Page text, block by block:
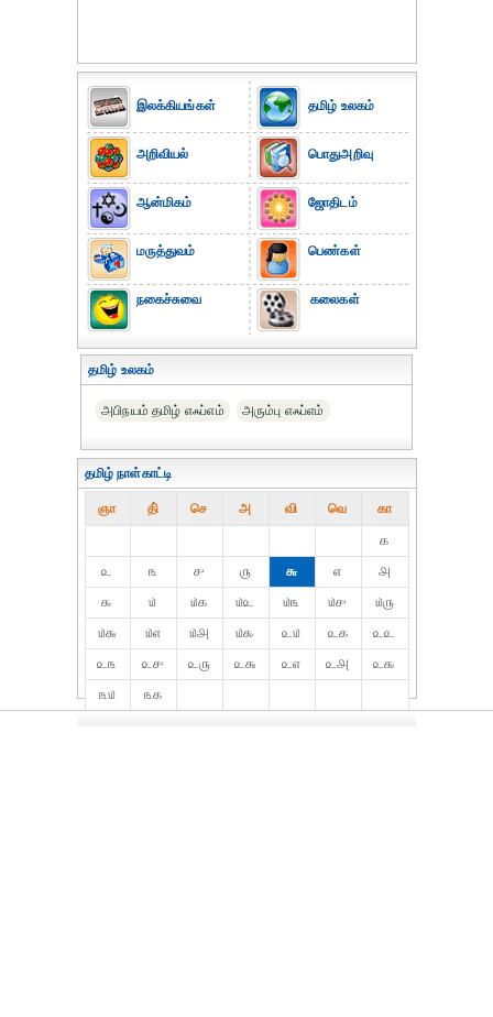
இலக்கியங்கள்
அறிவியல்
ஆன்மிகம்
மருத்துவம்
நகைச்சுவை
தமிழ் உலகம்
பொதுஅறிவு
ஜோதிடம்
பெண்கள்
கலைகள்
தமிழ் உலகம்
அபிநயம் தமிழ் எஃப்எம் அரும்பு எஃப்எம்
தமிழ் நாள்காட்டி
ஞா தி் செ அ வி வெ கா
௧
௨
௩ ௪ ௫ ௬ ௭
௮
௯
௰ ௰௧ ௰௨ ௰௩ ௰௪
௰௫
௰௬
௰௭ ௰௮ ௰௯ ௨௰ ௨௧
௨௨
௨௩
௨௪ ௨௫ ௨௬ ௨௭ ௨௮
௨௯
௩௰
௩௧